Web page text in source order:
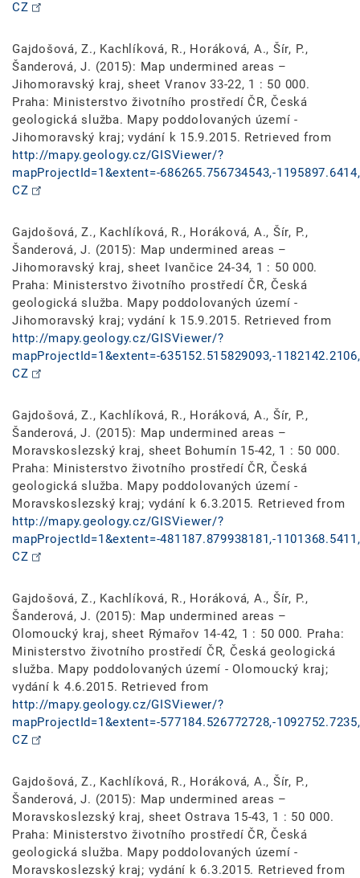
CZ
Gajdošová, Z., Kachlíková, R., Horáková, A., Šír, P.,
Šanderová, J. (2015): Map undermined areas –
Jihomoravský kraj, sheet Vranov 33-22, 1 : 50 000.
Praha: Ministerstvo životního prostředí ČR, Česká
geologická služba. Mapy poddolovaných území -
Jihomoravský kraj; vydání k 15.9.2015. Retrieved from
http://mapy.geology.cz/GISViewer/?
mapProjectId=1&extent=-686265.756734543,-
CZ
Gajdošová, Z., Kachlíková, R., Horáková, A., Šír, P.,
Šanderová, J. (2015): Map undermined areas –
Jihomoravský kraj, sheet Ivančice 24-34, 1 : 50 000.
Praha: Ministerstvo životního prostředí ČR, Česká
geologická služba. Mapy poddolovaných území -
Jihomoravský kraj; vydání k 15.9.2015. Retrieved from
http://mapy.geology.cz/GISViewer/?
mapProjectId=1&extent=-635152.515829093,-
CZ
Gajdošová, Z., Kachlíková, R., Horáková, A., Šír, P.,
Šanderová, J. (2015): Map undermined areas –
Moravskoslezský kraj, sheet Bohumín 15-42, 1 : 50 000.
Praha: Ministerstvo životního prostředí ČR, Česká
geologická služba. Mapy poddolovaných území -
Moravskoslezský kraj; vydání k 6.3.2015. Retrieved from
http://mapy.geology.cz/GISViewer/?
mapProjectId=1&extent=-481187.879938181,-
CZ
Gajdošová, Z., Kachlíková, R., Horáková, A., Šír, P.,
Šanderová, J. (2015): Map undermined areas –
Olomoucký kraj, sheet Rýmařov 14-42, 1 : 50 000. Praha:
Ministerstvo životního prostředí ČR, Česká geologická
služba. Mapy poddolovaných území - Olomoucký kraj;
vydání k 4.6.2015. Retrieved from
http://mapy.geology.cz/GISViewer/?
mapProjectId=1&extent=-577184.526772728,-
CZ
Gajdošová, Z., Kachlíková, R., Horáková, A., Šír, P.,
Šanderová, J. (2015): Map undermined areas –
Moravskoslezský kraj, sheet Ostrava 15-43, 1 : 50 000.
Praha: Ministerstvo životního prostředí ČR, Česká
geologická služba. Mapy poddolovaných území -
Moravskoslezský kraj; vydání k 6.3.2015. Retrieved from